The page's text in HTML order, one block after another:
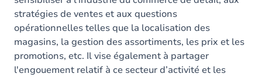
stratégies de ventes et aux questions
opérationnelles telles que la localisation des
magasins, la gestion des assortiments, les prix et les
promotions, etc. Il vise également à partager
l'engouement relatif à ce secteur d’activité et les